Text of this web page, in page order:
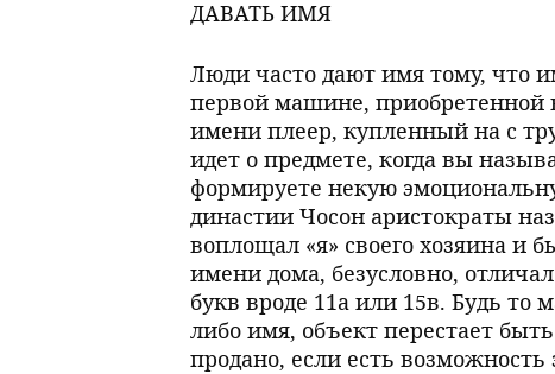
ДАВАТЬ ИМЯ
Люди часто дают имя тому, что
первой машине, приобретенной
имени плеер, купленный на с
идет о предмете, когда вы
формируете некую
династии Чосон аристократы
воплощал «я» своего хозяина и
имени дома, безусловно,
букв вроде 11а или 15в. Будь
либо имя, объект перестает
продано, если есть возможность